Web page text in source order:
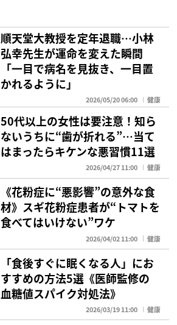
順天堂大教授を定年退職…小林
弘幸先生が運命を変えた瞬間
「一目で病名を見抜き、一目置
かれるように」
2026/05/20 06:00 健康
50代以上の女性は要注意！知ら
ないうちに“歯が折れる”…当て
はまったらキケンな悪習慣11選
2026/04/27 11:00 健康
《花粉症に“悪影響”の意外な食
材》スギ花粉症患者が“トマトを
食べてはいけない”ワケ
2026/04/02 11:00 健康
「食後すぐに眠くなる人」にお
すすめの方法5選《医師監修の
血糖値スパイク対処法》
2026/03/19 11:00 健康